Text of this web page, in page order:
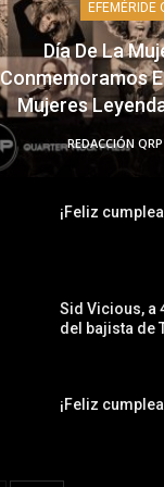
EFEMÉRIDE
Día De La
Conmemoramos
Mujeres
REDACCIÓN QRP
¡Feliz
Sid Vicious, a
del bajista de
¡Feliz